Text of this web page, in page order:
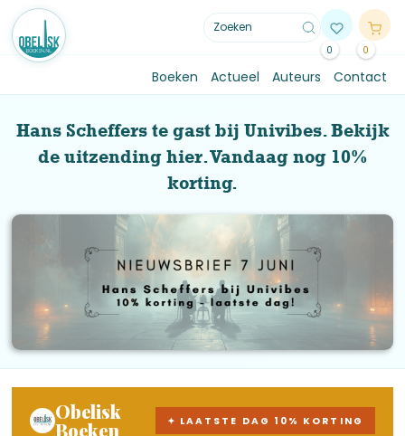
0 0
Boeken Actueel Auteurs Contact
Hans Scheffers te gast bij Univibes. Bekijk
de uitzending hier. Vandaag nog 10%
korting.
Obelisk
Boeken ✦ LAATSTE DAG 10% KORTING